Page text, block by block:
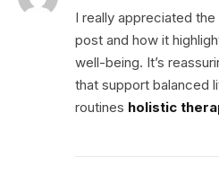
I really appreciated
post and how it
well-being. It’s
that support balanced
routines holistic